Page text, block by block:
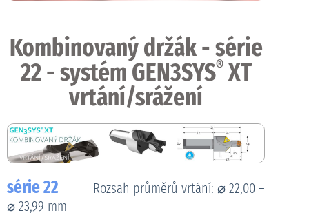
Kombinovaný držák - série
22 - systém GEN3SYS®XT
vrtání/srážení
série 22
Rozsah průměrů vrtání: ⌀ 22,00 –
⌀ 23,99 mm